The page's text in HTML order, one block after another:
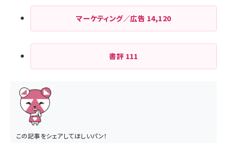
マーケティング／広告 14,120
書評 111
この記事をシェアしてほしいパン！